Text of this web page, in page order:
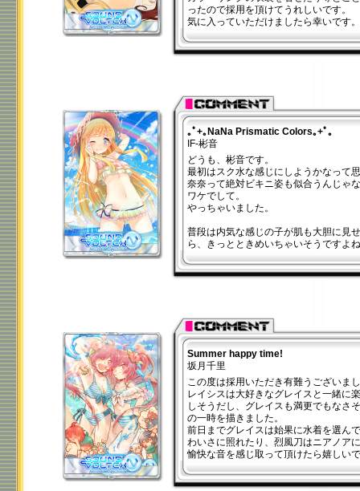
ったので採用を頂けてうれしいです。
気に入っていただけましたら幸いです。
｡ﾟ+｡NaNa Prismatic Colors｡+ﾟ｡
IF-彬音
どうも、彬音です。
最初はスク水な感じにしようかなって
奈奈って絶対ビキニ姿も似合うんじゃ
ワケでして。
やっちゃいました。
普段は内気な感じの子が肌も大胆に見
ら、きっとときめいちゃいそうですよ
Summer happy time!
坂月千里
この度は採用いただき有難うございま
レイシスは大好きなグレイスと一緒に
しそうだし、グレイスも満更でもなさ
の一時を描きました。
前日までグレイスは始果に水着を選ん
わいさに照れたり、烈風刀はニアノア
愉快な音を感じ取って頂けたら嬉しい